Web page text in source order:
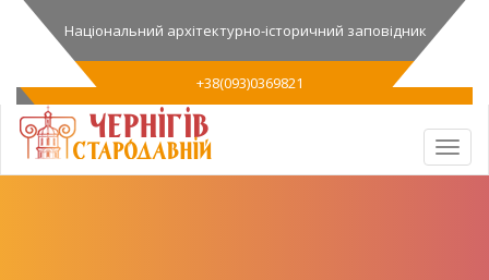
Національний архітектурно-історичний заповідник
+38(093)0369821